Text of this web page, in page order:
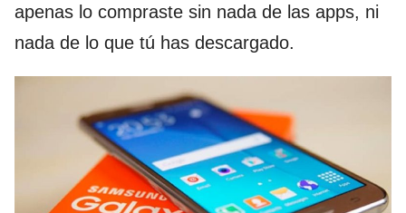
apenas lo compraste sin nada de las apps, ni
nada de lo que tú has descargado.